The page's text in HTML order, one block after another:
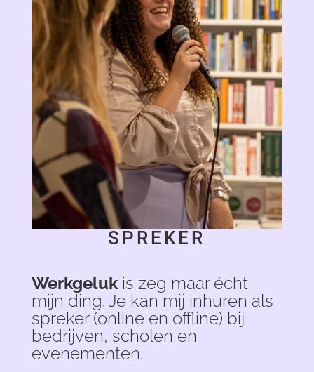
SPREKER
Werkgelukis zeg maar écht
mijn ding. Je kan mij inhuren als
spreker (online en offline) bij
bedrijven, scholen en
evenementen.